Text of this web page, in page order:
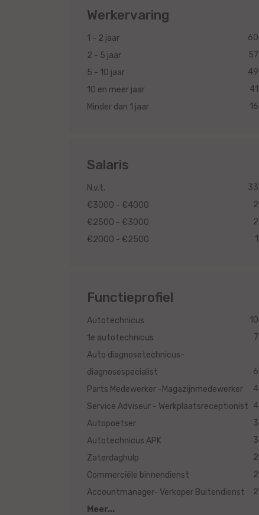
Werkervaring
1 - 2 jaar
60
2 - 5 jaar
57
5 - 10 jaar
49
10 en meer jaar
41
Minder dan 1 jaar
16
Salaris
N.v.t.
33
€3000 - €4000
2
€2500 - €3000
2
€2000 - €2500
1
Functieprofiel
Autotechnicus
10
1e autotechnicus
7
Auto diagnosetechnicus-
diagnosespecialist
6
Parts Medewerker -Magazijnmedewerker
4
Service Adviseur - Werkplaatsreceptionist 4
Autopoetser
3
Autotechnicus APK
3
Zaterdaghulp
2
Commerciële binnendienst
2
Accountmanager- Verkoper Buitendienst
2
Meer...